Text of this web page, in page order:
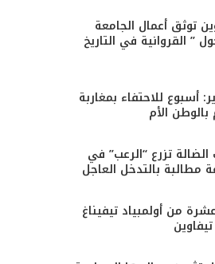
توثق أعمال الجامعة
” القروانية في التاريخ
أسبوع للاحتفاء بمغاربة
بالوطن الأم
الضالة تزرع “الرعب” في
مطالبة بالتدخل العاجل
من أولمبياد تيفيناغ